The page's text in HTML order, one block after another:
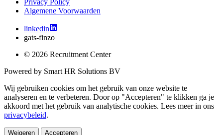
Privacy Policy
Algemene Voorwaarden
linkedin
gats-finzo
© 2026 Recruitment Center
Powered by Smart HR Solutions BV
Wij gebruiken cookies om het gebruik van onze website te
analyseren en te verbeteren. Door op "Accepteren" te klikken ga je
akkoord met het gebruik van analytische cookies. Lees meer in ons
privacybeleid.
Weigeren Accepteren